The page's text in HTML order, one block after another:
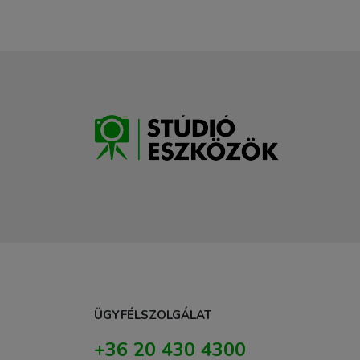
ÜGYFÉLSZOLGÁLAT
+36 20 430 4300